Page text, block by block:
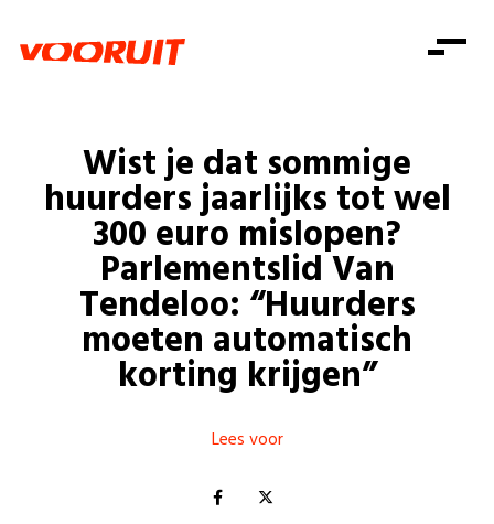
Zorg
Gelijke kansen
Welzijn
Consumentenbescherming
Pensioenen
Kinderen en jongeren
Onze mensen
Standpunten
Vacatures
Doe mee
Doe mee
Word lid
Mis niets
Shop
Zoeken
Login
Login
Doe mee
Wist je dat sommige
huurders jaarlijks tot wel
300 euro mislopen?
Parlementslid Van
Tendeloo: “Huurders
moeten automatisch
korting krijgen”
Lees voor